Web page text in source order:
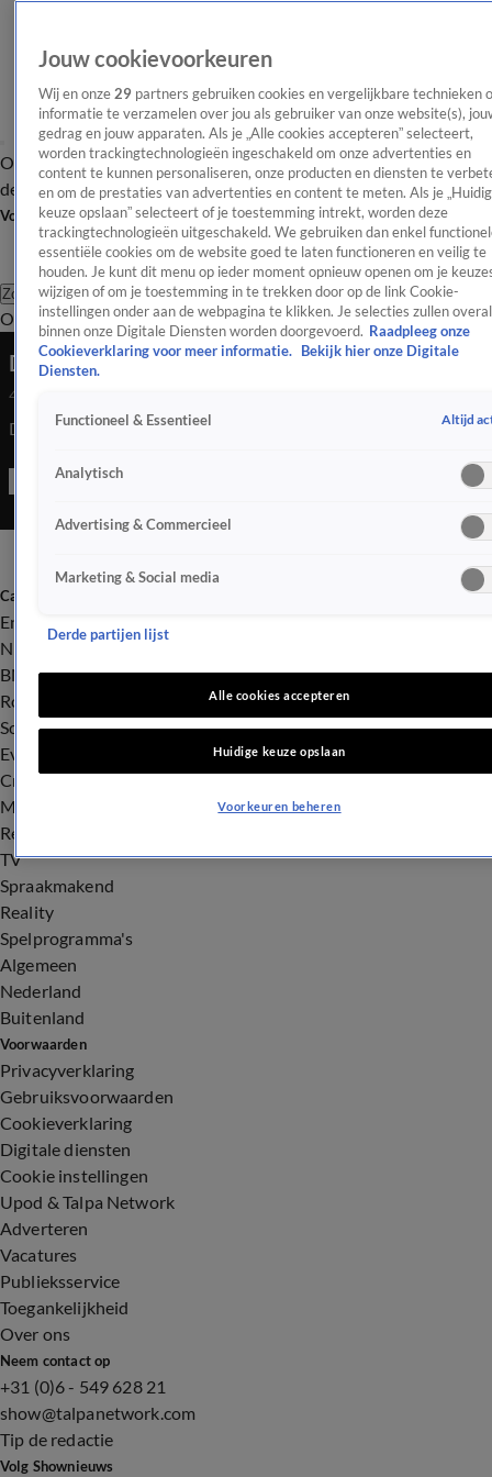
OverzichtAfleveringen Entertainment TV Algemeen
Tip
de redactieNieuwsbrief
Volg Shownieuws
Zoeken
OverzichtEntertainmentSpraakmakendRealityCrimeVideo's
De leukste momenten van De 538 Ochtendshow
4 juni 2024, 10:21
De leukste momenten van De 538 Ochtendshow
Categorieën
Entertainment
Nieuws
BN'ers
Royalty
Songfestival
Evenementen
Crime
Misdaad
Rechtszaken
TV
Spraakmakend
Reality
Spelprogramma's
Algemeen
Nederland
Buitenland
Voorwaarden
Privacyverklaring
Gebruiksvoorwaarden
Cookieverklaring
Digitale diensten
Cookie instellingen
Upod & Talpa Network
Adverteren
Vacatures
Publieksservice
Toegankelijkheid
Over ons
Neem contact op
+31 (0)6 - 549 628 21
show@talpanetwork.com
Tip de redactie
Volg Shownieuws
Jouw cookievoorkeuren
Wij en onze 29 partners gebruiken cookies en vergelijkbare technieken
informatie te verzamelen over jou als gebruiker van onze website(s),
gedrag en jouw apparaten. Als je „Alle cookies accepteren” selecteert,
worden trackingtechnologieën ingeschakeld om onze advertenties en
content te kunnen personaliseren, onze producten en diensten te
en om de prestaties van advertenties en content te meten. Als je
keuze opslaan” selecteert of je toestemming intrekt, worden deze
trackingtechnologieën uitgeschakeld. We gebruiken dan enkel
essentiële cookies om de website goed te laten functioneren en veilig te
houden. Je kunt dit menu op ieder moment opnieuw openen om je
wijzigen of om je toestemming in te trekken door op de link Cookie-
instellingen onder aan de webpagina te klikken. Je selecties zullen overal
binnen onze Digitale Diensten worden doorgevoerd. Raadpleeg onze
Cookieverklaring voor meer informatie.
Bekijk hier onze Digitale
Diensten.
Functioneel & Essentieel Altijd
Analytisch
Advertising & Commercieel
Marketing & Social media
Derde partijen lijst
Alle cookies accepteren
Huidige keuze opslaan
Voorkeuren beheren